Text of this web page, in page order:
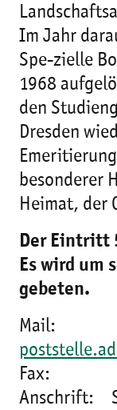
Im Jahr
Spe-zielle
1968
den
Dresden
besonderer
Heimat, der
Der Eintritt
Es wird um
gebeten.
Fax:
Anschrift: